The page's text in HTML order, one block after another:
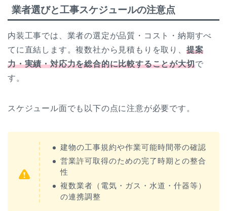
業者選びと工事スケジュールの注意点
内装工事では、業者の選定が品質・コスト・納期すべ
てに直結します。複数社から見積もりを取り、 提案
力・実績・対応力を総合的に比較することが大切で
す。
スケジュール面でも以下の点に注意が必要です。
建物の工事規約や作業可能時間帯の確認
営業許可取得のための完了時期との整合
性
複数業者（電気・ガス・水道・什器等）
の連携調整